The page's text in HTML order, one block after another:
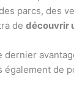
parcs, des
dedécouvrir
dernier
également de